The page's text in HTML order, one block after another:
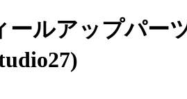
ルアップパー